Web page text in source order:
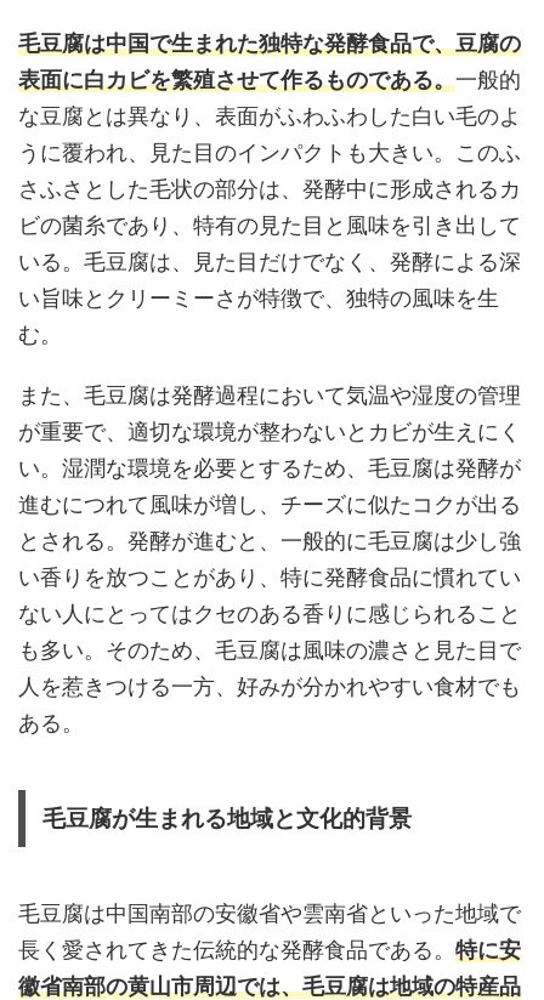
毛豆腐は中国で生まれた独特な発酵食品で、豆腐の
表面に白カビを繁殖させて作るものである。一般的
な豆腐とは異なり、表面がふわふわした白い毛のよ
うに覆われ、見た目のインパクトも大きい。このふ
さふさとした毛状の部分は、発酵中に形成されるカ
ビの菌糸であり、特有の見た目と風味を引き出して
いる。毛豆腐は、見た目だけでなく、発酵による深
い旨味とクリーミーさが特徴で、独特の風味を生
む。
また、毛豆腐は発酵過程において気温や湿度の管理
が重要で、適切な環境が整わないとカビが生えにく
い。湿潤な環境を必要とするため、毛豆腐は発酵が
進むにつれて風味が増し、チーズに似たコクが出る
とされる。発酵が進むと、一般的に毛豆腐は少し強
い香りを放つことがあり、特に発酵食品に慣れてい
ない人にとってはクセのある香りに感じられること
も多い。そのため、毛豆腐は風味の濃さと見た目で
人を惹きつける一方、好みが分かれやすい食材でも
ある。
毛豆腐が生まれる地域と文化的背景
毛豆腐は中国南部の安徽省や雲南省といった地域で
長く愛されてきた伝統的な発酵食品である。 特に安
徽省南部の黄山市周辺では、毛豆腐は地域の特産品